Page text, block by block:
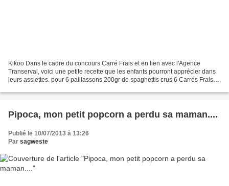
Kikoo Dans le cadre du concours Carré Frais et en lien avec l'Agence
Transerval, voici une petite recette que les enfants pourront apprécier dans
leurs assiettes. pour 6 paillassons 200gr de spaghettis crus 6 Carrés Frais
Pipoca, mon petit popcorn a perdu sa maman....
Publié le 10/07/2013 à 13:26
Par sagweste